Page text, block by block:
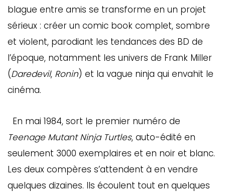
blague entre amis se transforme en un projet
sérieux : créer un comic book complet, sombre
et violent, parodiant les tendances des BD de
l’époque, notamment les univers de Frank Miller
(Daredevil, Ronin) et la vague ninja qui envahit le
cinéma.
En mai 1984, sort le premier numéro de
Teenage Mutant Ninja Turtles, auto-édité en
seulement 3000 exemplaires et en noir et blanc.
Les deux compères s’attendent à en vendre
quelques dizaines. Ils écoulent tout en quelques